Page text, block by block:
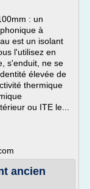
: un
à
est un isolant
l'utilisez en
s'enduit, ne se
élevée de
thermique
ou ITE le...
ancien